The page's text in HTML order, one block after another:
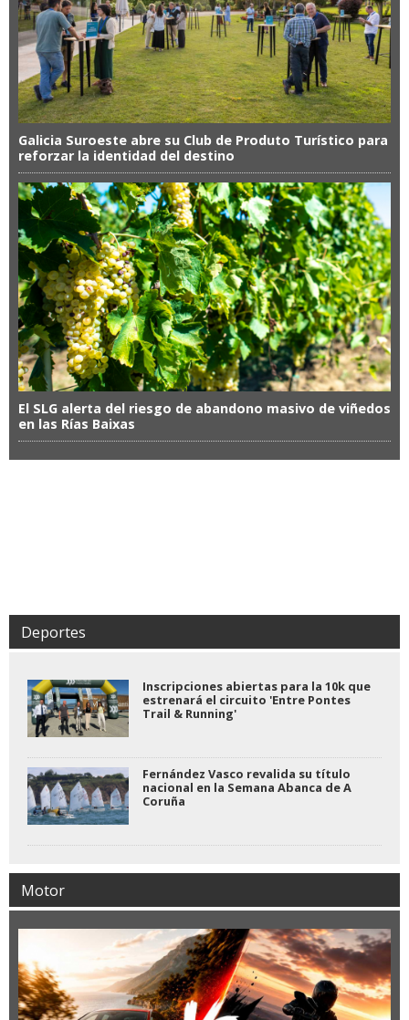
Galicia Suroeste abre su Club de Produto Turístico para
reforzar la identidad del destino
El SLG alerta del riesgo de abandono masivo de viñedos
en las Rías Baixas
Deportes
Inscripciones abiertas para la 10k que
estrenará el circuito 'Entre Pontes
Trail & Running'
Fernández Vasco revalida su título
nacional en la Semana Abanca de A
Coruña
Motor